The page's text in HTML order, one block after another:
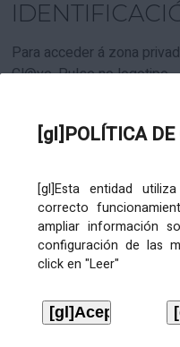
[gl]POLÍTICA DE
[gl]Esta entidad
correcto
ampliar información
configuración de las
click en "Leer"
Para acceder á zona
Cl@ve. Pulse no logotipo